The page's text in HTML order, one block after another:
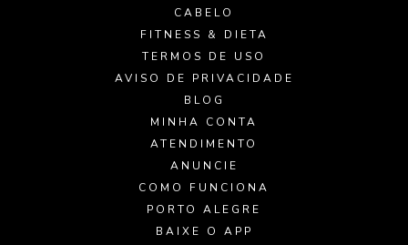
CABELO
FITNESS & DIETA
TERMOS DE USO
AVISO DE PRIVACIDADE
BLOG
MINHA CONTA
ATENDIMENTO
ANUNCIE
COMO FUNCIONA
PORTO ALEGRE
BAIXE O APP